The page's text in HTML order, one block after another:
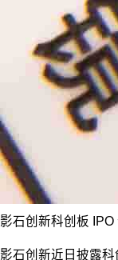
影石创新科创板 IPO
影石创新近日披露科